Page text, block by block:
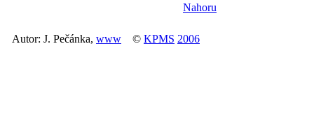
Nahoru
Autor: J. Pečánka, www © KPMS 2006